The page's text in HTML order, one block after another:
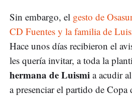
Sin embargo, el gesto de
CD Fuentes y la familia de
Hace unos días recibieron el
les quería invitar, a toda la
hermana de Luismi a acudir
a presenciar el partido de Copa